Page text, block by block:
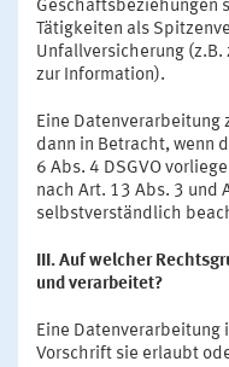
Geschäftsbeziehungen
Tätigkeiten als
Unfallversicherung (z.B.
zur Information).
Eine Datenverarbeitung
dann in Betracht, wenn
6 Abs. 4 DSGVO
nach Art. 13 Abs. 3 und
selbstverständlich
III. Auf welcher
und verarbeitet?
Eine Datenverarbeitung
Vorschrift sie erlaubt